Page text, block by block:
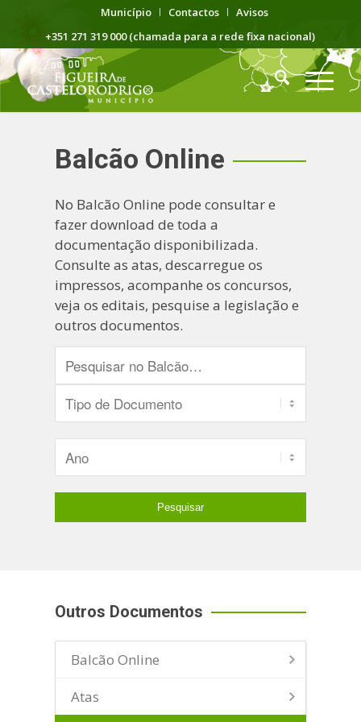
Município Contactos
Avisos
+351 271 319 000 (chamada para a rede fixa nacional)
Balcão Online
No Balcão Online pode consultar e
fazer download de toda a
documentação disponibilizada.
Consulte as atas, descarregue os
impressos, acompanhe os concursos,
veja os editais, pesquise a legislação e
outros documentos.
Outros Documentos
Balcão Online
Atas